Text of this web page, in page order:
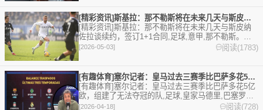
[精彩资讯]斯基拉：那不勒斯将在未来几天与斯皮纳佐拉谈续约，
[精彩资讯]斯基拉：那不勒斯将在未来几天与斯皮纳
佐拉谈续约，签订1+1合同,足球,意甲,那不勒斯。欢
迎收藏本站，24小时为你更新最新的足球，篮球体育
资讯。
[2026-05-03] 阅读(1783)
[有趣体育]塞尔记者：皇马过去三赛季比巴萨多花5亿欧，组建了
[有趣体育]塞尔记者：皇马过去三赛季比巴萨多花5亿
欧，组建了无法夺冠的队,足球,皇家马德里,巴塞罗那,
西甲,欧冠,姆巴佩。欢迎收藏本站，24小时为你更新
[2026-04-18] 阅读(728)